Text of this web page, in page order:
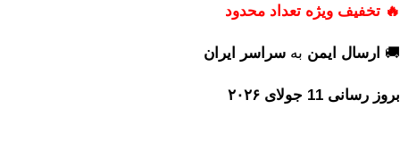
🔥 تخفیف ویژه تعداد محدود
🚚 ارسال ایمن به سراسر ایران
بروز رسانی 11 جولای ۲۰۲۶